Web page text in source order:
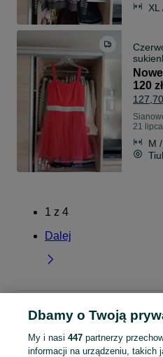
XL
M
Nowe
120 zł
21
M
Tiul
1 z 4
Dalej
Strona główna Pomorskie
KATEGORIA
Dbamy o Twoją
My i nasi 447partnerzy
informacji na urządzeniu, takich